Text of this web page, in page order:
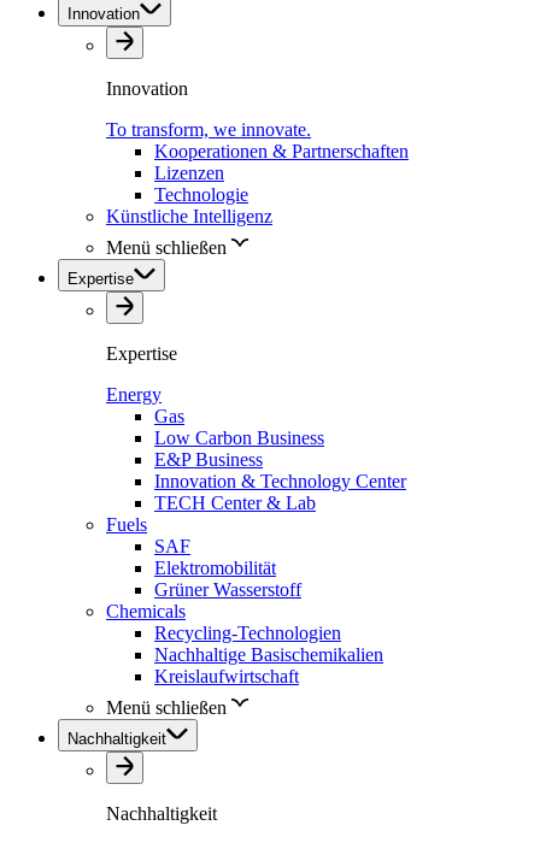
Innovation
Innovation
To transform, we innovate.
Kooperationen & Partnerschaften
Lizenzen
Technologie
Künstliche Intelligenz
Menü schließen
Expertise
Expertise
Energy
Gas
Low Carbon Business
E&P Business
Innovation & Technology Center
TECH Center & Lab
Fuels
SAF
Elektromobilität
Grüner Wasserstoff
Chemicals
Recycling-Technologien
Nachhaltige Basischemikalien
Kreislaufwirtschaft
Menü schließen
Nachhaltigkeit
Nachhaltigkeit